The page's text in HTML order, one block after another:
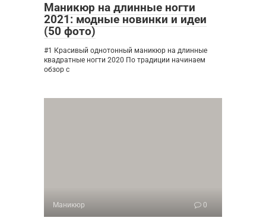
Маникюр на длинные ногти
2021: модные новинки и идеи
(50 фото)
#1 Красивый однотонный маникюр на длинные
квадратные ногти 2020 По традиции начинаем
обзор с
Маникюр 0